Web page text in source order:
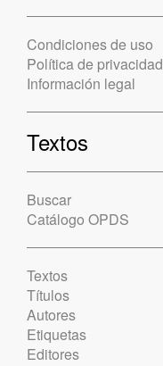
Condiciones de uso
Política de privacidad
Información legal
Textos
Buscar
Catálogo OPDS
Textos
Títulos
Autores
Etiquetas
Editores